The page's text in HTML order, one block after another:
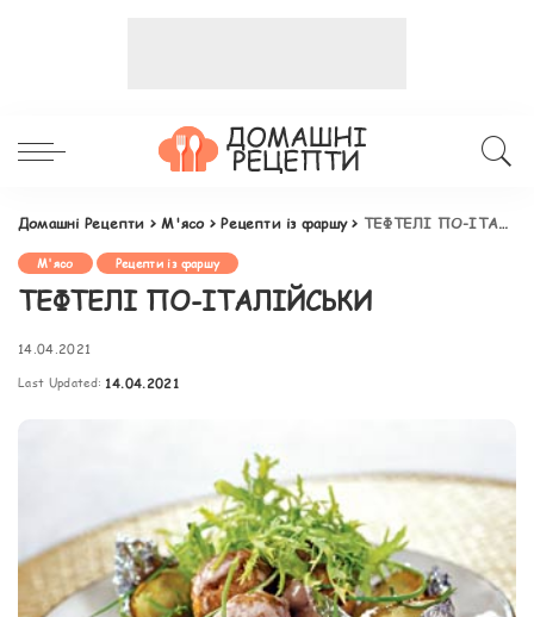
Домашні Рецепти >М'ясо>Рецепти із фаршу> ТЕФТЕЛІ ПО-ІТАЛІЙСЬКИ
М'ясо Рецепти із фаршу
ТЕФТЕЛІ ПО-ІТАЛІЙСЬКИ
14.04.2021
Last Updated: 14.04.2021